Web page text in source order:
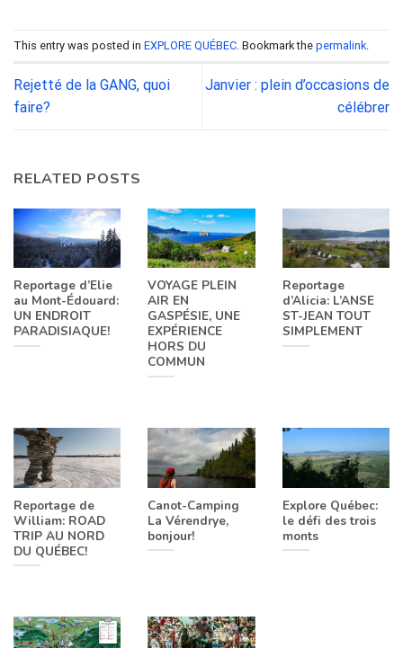
This entry was posted in EXPLORE QUÉBEC . Bookmark the permalink
Rejetté de la GANG, quoi
faire?
Janvier : plein d’occasions de
célébrer
RELATED POSTS
Reportage d’Elie
au Mont-Édouard:
UN ENDROIT
PARADISIAQUE!
VOYAGE PLEIN
AIR EN
GASPÉSIE, UNE
EXPÉRIENCE
HORS DU
COMMUN
Reportage
d’Alicia: L’ANSE
ST-JEAN TOUT
SIMPLEMENT
Reportage de
William: ROAD
TRIP AU NORD
DU QUÉBEC!
Canot-Camping
La Vérendrye,
bonjour!
Explore Québec:
le défi des trois
monts